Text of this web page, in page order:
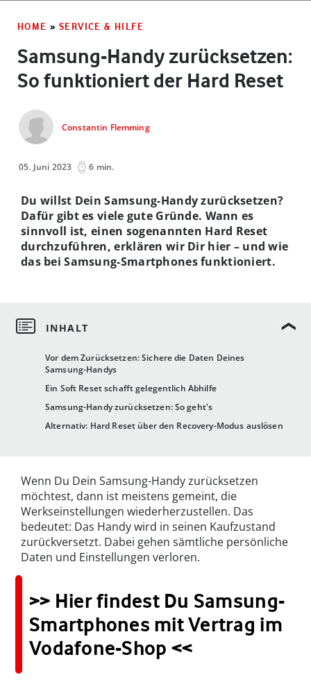
HOME » SERVICE & HILFE
Samsung-Handy zurücksetzen:
So funktioniert der Hard Reset
Constantin Flemming
05. Juni 2023 6 min.
Vor dem Zurücksetzen: Sichere die Daten Deines
Samsung-Handys
Ein Soft Reset schafft gelegentlich Abhilfe
Samsung-Handy zurücksetzen: So geht's
Alternativ: Hard Reset über den Recovery-Modus auslösen
Du willst Dein Samsung-Handy zurücksetzen?
Dafür gibt es viele gute Gründe. Wann es
sinnvoll ist, einen sogenannten Hard Reset
durchzuführen, erklären wir Dir hier – und wie
das bei Samsung-Smartphones funktioniert.
Wenn Du Dein Samsung-Handy zurücksetzen
möchtest, dann ist meistens gemeint, die
Werkseinstellungen wiederherzustellen. Das
bedeutet: Das Handy wird in seinen Kaufzustand
zurückversetzt. Dabei gehen sämtliche persönliche
Daten und Einstellungen verloren.
>> Hier findest Du Samsung-
Smartphones mit Vertrag im
Vodafone-Shop <<